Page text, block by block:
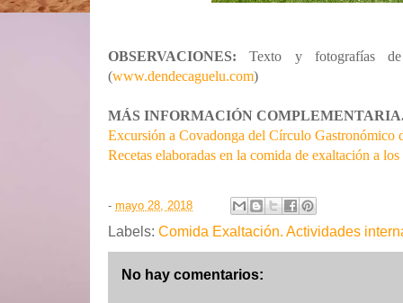
OBSERVACIONES: Texto y fotografías
(www.dendecaguelu.com)
MÁS INFORMACIÓN
Excursión a Covadonga del Círculo Gastronómico
Recetas elaboradas en la comida de exaltación a
- mayo 28, 2018
Labels: Comida Exaltación. Actividades
No hay comentarios: